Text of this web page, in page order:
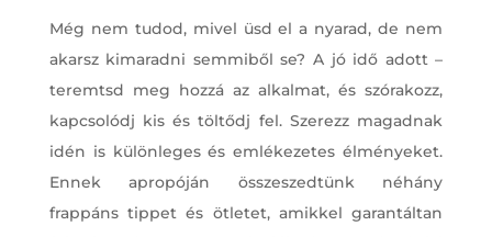
Még nem tudod, mivel üsd el a nyarad, de nem
akarsz kimaradni semmiből se? A jó idő adott –
teremtsd meg hozzá az alkalmat, és szórakozz,
kapcsolódj kis és töltődj fel. Szerezz magadnak
idén is különleges és emlékezetes élményeket.
Ennek apropóján összeszedtünk néhány
frappáns tippet és ötletet, amikkel garantáltan